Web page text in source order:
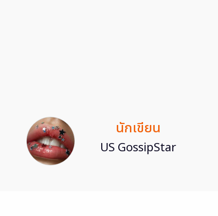
นักเขียน
US GossipStar